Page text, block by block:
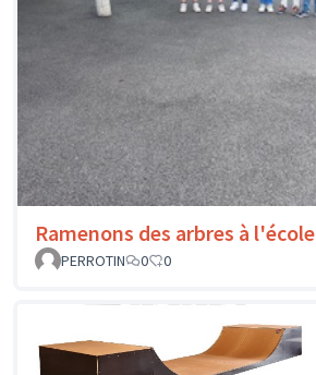
Ramenons des arbres à l'école
PERROTIN
0 0